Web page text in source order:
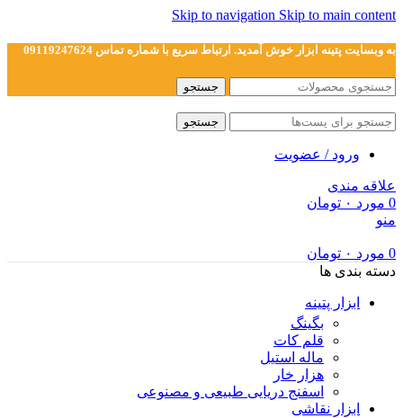
Skip to navigation Skip to main content
به وبسایت پتینه ابزار خوش آمدید. ارتباط سریع با شماره تماس 09119247624
جستجو
جستجو
ورود / عضویت
علاقه مندی
0 مورد ۰ تومان
منو
0 مورد ۰ تومان
دسته بندی ها
ابزار پتینه
بگینگ
قلم کات
ماله استیل
هزار خار
اسفنج دریایی طبیعی و مصنوعی
ابزار نقاشی